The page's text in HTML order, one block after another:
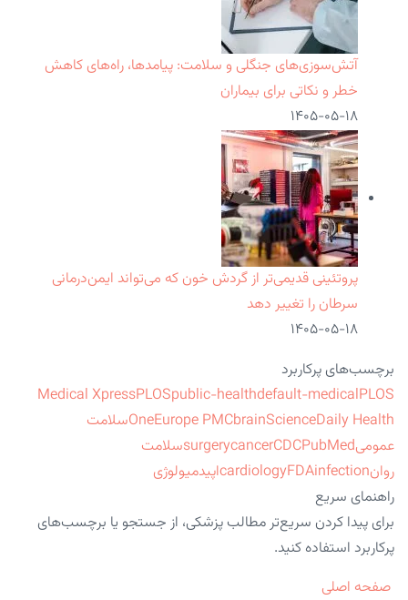
آتش‌سوزی‌های جنگلی و سلامت: پیامدها، راه‌های کاهش
خطر و نکاتی برای بیماران
۱۴۰۵-۰۵-۱۸
پروتئینی قدیمی‌تر از گردش خون که می‌تواند ایمن‌درمانی
سرطان را تغییر دهد
۱۴۰۵-۰۵-۱۸
برچسب‌های پرکاربرد
Medical XpressPLOSpublic-healthdefault-medicalPLOS
OneEurope PMCbrainScienceDaily Health
سلامت
عمومی
surgerycancerCDCPubMed
سلامت
روان
cardiologyFDAinfection
اپیدمیولوژی
راهنمای سریع
برای پیدا کردن سریع‌تر مطالب پزشکی، از جستجو یا برچسب‌های
پرکاربرد استفاده کنید.
صفحه اصلی